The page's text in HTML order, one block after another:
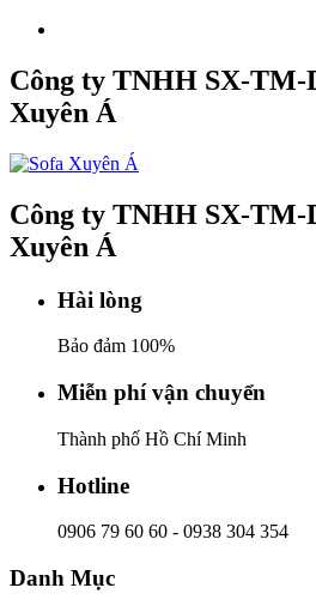
Công ty TNHH SX-TM-
Xuyên Á
Công ty TNHH SX-TM-
Xuyên Á
Hài lòng
Bảo đảm 100%
Miễn phí vận chuyển
Thành phố Hồ Chí Minh
Hotline
0906 79 60 60 - 0938 304 354
Danh Mục